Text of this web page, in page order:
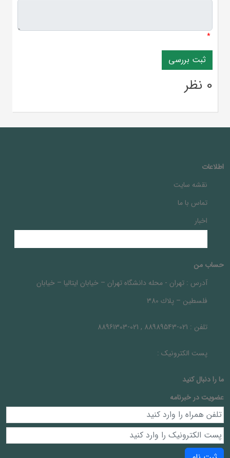
*
0 نظر
اطلاعات
نقشه سایت
تماس با ما
اخبار
حساب من
آدرس : تهران - محله دانشگاه تهران – خيابان ايتاليا – خيابان
فلسطين – پلاك 380
تلفن : 021-88989543 , 021-88961303
پست الکترونیک :
ما را دنبال کنيد
عضویت در خبرنامه